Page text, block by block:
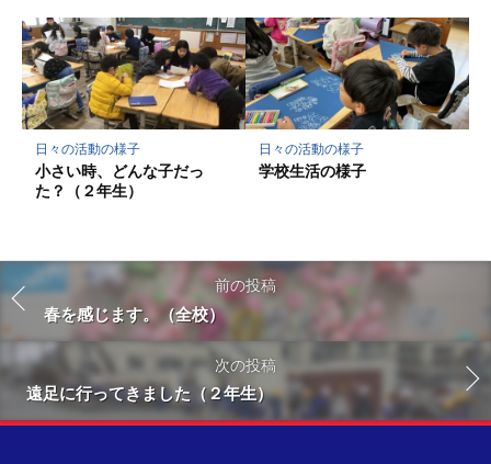
日々の活動の様子
小さい時、どんな子だっ
た？（２年生）
日々の活動の様子
学校生活の様子
前の投稿
春を感じます。（全校）
次の投稿
遠足に行ってきました（２年生）